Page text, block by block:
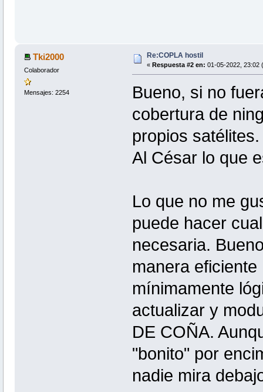
Tki2000
Colaborador
Mensajes: 2254
Re:COPLA hostil
« Respuesta #2 en: 01-05-2022, 23:02
Bueno, si no
cobertura de
propios
Al César lo que
Lo que no me
puede hacer
necesaria.
manera
mínimamente
actualizar y
DE COÑA.
"bonito" por
nadie mira